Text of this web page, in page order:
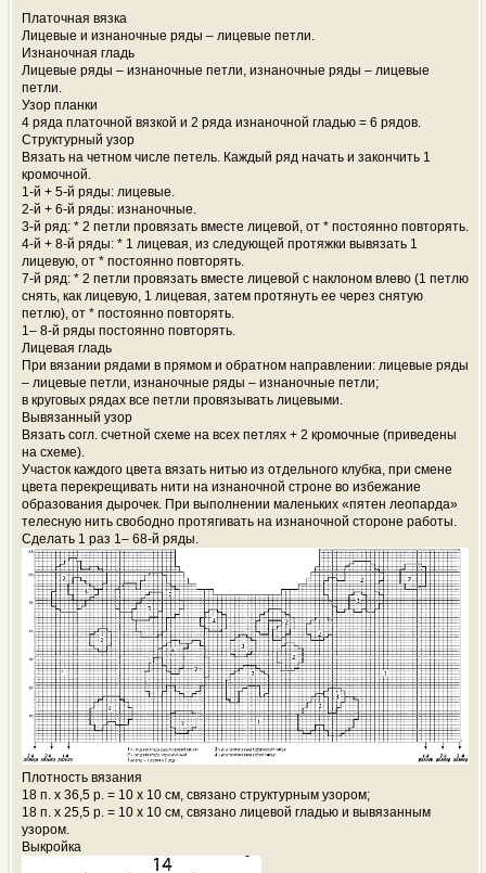
Платочная вязка
Лицевые и изнаночные ряды – лицевые петли.
Изнаночная гладь
Лицевые ряды – изнаночные петли, изнаночные ряды – лицевые
петли.
Узор планки
4 ряда платочной вязкой и 2 ряда изнаночной гладью = 6 рядов.
Структурный узор
Вязать на четном числе петель. Каждый ряд начать и закончить 1
кромочной.
1-й + 5-й ряды: лицевые.
2-й + 6-й ряды: изнаночные.
3-й ряд: * 2 петли провязать вместе лицевой, от * постоянно повторять.
4-й + 8-й ряды: * 1 лицевая, из следующей протяжки вывязать 1
лицевую, от * постоянно повторять.
7-й ряд: * 2 петли провязать вместе лицевой с наклоном влево (1 петлю
снять, как лицевую, 1 лицевая, затем протянуть ее через снятую
петлю), от * постоянно повторять.
1– 8-й ряды постоянно повторять.
Лицевая гладь
При вязании рядами в прямом и обратном направлении: лицевые ряды
– лицевые петли, изнаночные ряды – изнаночные петли;
в круговых рядах все петли провязывать лицевыми.
Вывязанный узор
Вязать согл. счетной схеме на всех петлях + 2 кромочные (приведены
на схеме).
Участок каждого цвета вязать нитью из отдельного клубка, при смене
цвета перекрещивать нити на изнаночной строне во избежание
образования дырочек. При выполнении маленьких «пятен леопарда»
телесную нить свободно протягивать на изнаночной стороне работы.
Сделать 1 раз 1– 68-й ряды.
Плотность вязания
18 п. х 36,5 р. = 10 x 10 см, связано структурным узором;
18 п. х 25,5 р. = 10 x 10 см, связано лицевой гладью и вывязанным
узором.
Выкройка